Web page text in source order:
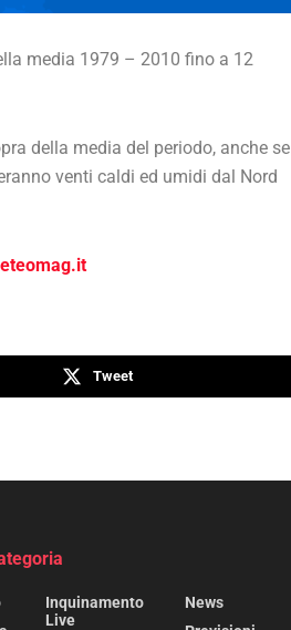
media 1979 – 2010 fino a 12
della media del periodo, anche se
venti caldi ed umidi dal Nord
Tweet
Inquinamento
Live
News